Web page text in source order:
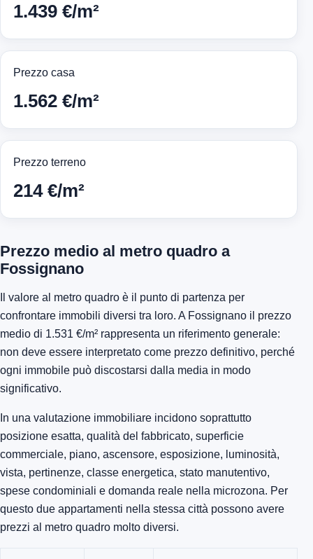
1.439 €/m²
Prezzo casa
1.562 €/m²
Prezzo terreno
214 €/m²
Prezzo medio al metro quadro a
Fossignano
Il valore al metro quadro è il punto di partenza per
confrontare immobili diversi tra loro. A Fossignano il prezzo
medio di 1.531 €/m² rappresenta un riferimento generale:
non deve essere interpretato come prezzo definitivo, perché
ogni immobile può discostarsi dalla media in modo
significativo.
In una valutazione immobiliare incidono soprattutto
posizione esatta, qualità del fabbricato, superficie
commerciale, piano, ascensore, esposizione, luminosità,
vista, pertinenze, classe energetica, stato manutentivo,
spese condominiali e domanda reale nella microzona. Per
questo due appartamenti nella stessa città possono avere
prezzi al metro quadro molto diversi.